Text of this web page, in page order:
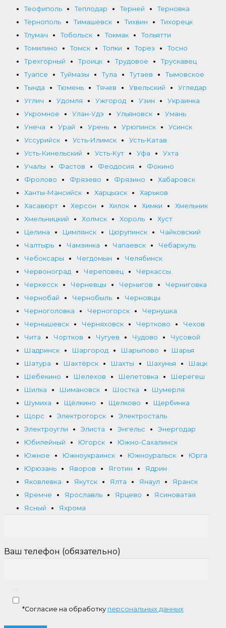
Теофиполь
Теплодар Терней
Терновка
Тернополь
Тимашевск Тихвин
Тихорецк
Тлумач
Тобольск Токмак
Тольятти
Томилино
Томск Топки Торез
Тосно
Трехгорный
Троицк Трудовое
Трускавец
Туапсе
Туймазы Тула Тутаев
Тымовское
Тында
Тюмень Тячев Увельский
Угледар
Углич
Удомля Ужгород Узин
Украинка
Укромное
Улан-Удэ Ульяновск
Умань
Унеча
Урай Урень Урюпинск
Усинск
Уссурийск
Усть-Илимск
Усть-Катав
Усть-Кинельский
Усть-Кут Уфа
Ухта
Учалы
Фастов Феодосия
Фокино
Фролово
Фрязево Фрязино
Хабаровск
Ханты-Мансийск
Харцызск
Харьков
Хасавюрт
Херсон Хилок Химки
Хмельник
Хмельницкий
Холмск Хороль
Хуст
Целина
Цимлянск Цюрупинск
Чайковский
Чалтырь
Чамзинка Чапаевск
Чебаркуль
Чебоксары
Чегдомын
Челябинск
Червоноград
Череповец
Черкассы
Черкесск
Черневцы Чернигов
Черниговка
Чернобай
Чернобыль
Черновцы
Черноголовка
Черногорск
Чернушка
Чернышевск
Черняховск Чертково
Чехов
Чита
Чортков Чугуев Чудово
Чусовой
Шадринск
Шаргород Шарыпово
Шарья
Шатура
Шахтёрск Шахты Шахунья
Шацк
Шебекино
Шелехов Шепетовка
Шерегеш
Шилка
Шимановск Шостка
Шумерля
Шумиха
Щёлкино Щелково
Щербинка
Щорс
Электрогорск
Электросталь
Электроугли
Элиста Энгельс
Энергодар
Юбилейный
Югорск
Южно-Сахалинск
Южное
Южноукраинск Южноуральск
Юрга
Юрюзань
Яворов Яготин
Ядрин
Яковлевка
Якутск Ялта Янаул
Яранск
Яремче
Ярославль Ярцево
Ясиноватая
Ясный
Яхрома
Ваш телефон (обязательно)
*Согласие на обработку персональных данных